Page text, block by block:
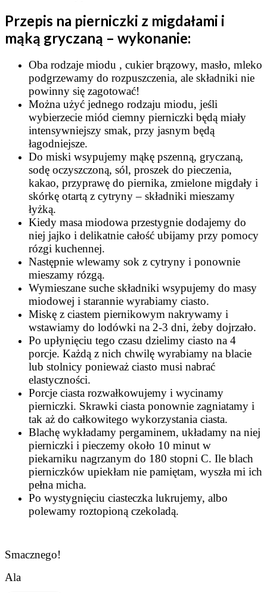
Przepis na pierniczki z migdałami i
mąką gryczaną – wykonanie:
Oba rodzaje miodu , cukier brązowy, masło, mleko
podgrzewamy do rozpuszczenia, ale składniki nie
powinny się zagotować!
Można użyć jednego rodzaju miodu, jeśli
wybierzecie miód ciemny pierniczki będą miały
intensywniejszy smak, przy jasnym będą
łagodniejsze.
Do miski wsypujemy mąkę pszenną, gryczaną,
sodę oczyszczoną, sól, proszek do pieczenia,
kakao, przyprawę do piernika, zmielone migdały i
skórkę otartą z cytryny – składniki mieszamy
łyżką.
Kiedy masa miodowa przestygnie dodajemy do
niej jajko i delikatnie całość ubijamy przy pomocy
rózgi kuchennej.
Następnie wlewamy sok z cytryny i ponownie
mieszamy rózgą.
Wymieszane suche składniki wsypujemy do masy
miodowej i starannie wyrabiamy ciasto.
Miskę z ciastem piernikowym nakrywamy i
wstawiamy do lodówki na 2-3 dni, żeby dojrzało.
Po upłynięciu tego czasu dzielimy ciasto na 4
porcje. Każdą z nich chwilę wyrabiamy na blacie
lub stolnicy ponieważ ciasto musi nabrać
elastyczności.
Porcje ciasta rozwałkowujemy i wycinamy
pierniczki. Skrawki ciasta ponownie zagniatamy i
tak aż do całkowitego wykorzystania ciasta.
Blachę wykładamy pergaminem, układamy na niej
pierniczki i pieczemy około 10 minut w
piekarniku nagrzanym do 180 stopni C. Ile blach
pierniczków upiekłam nie pamiętam, wyszła mi ich
pełna micha.
Po wystygnięciu ciasteczka lukrujemy, albo
polewamy roztopioną czekoladą.
Smacznego!
Ala